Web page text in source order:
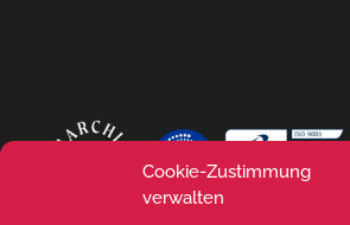
Cookie-Zustimmung
verwalten